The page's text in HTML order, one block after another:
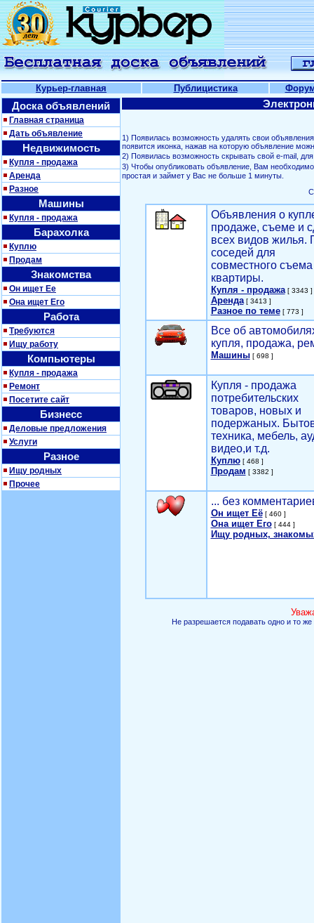
Курьер-главная Публицистика
Доска объявлений
Главная страница
Дать объявление
Недвижимость
Купля - продажа
Аренда
Разное
Машины
Купля - продажа
Барахолка
Куплю
Продам
Знакомства
Он ищет Ее
Она ищет Его
Работа
Требуются
Ищу работу
Компьютеры
Купля - продажа
Ремонт
Посетите сайт
Бизнесс
Деловые предложения
Услуги
Разное
Ищу родных
Прочее
1) Появилась возможность удалять свои
появится иконка, нажав на которую объявление
2) Появилась возможность скрывать свой е-mail,
3) Чтобы опубликовать объявление, Вам
простая и займет у Вас не больше 1 минуты.
Объявления о
продаже, съеме и
всех видов жилья.
соседей для
совместного съема
квартиры.
Купля - продажа[ 3343 ]
Аренда[ 3413 ]
Разное по теме[ 773 ]
Все об
купля, продажа,
Машины[ 698 ]
Купля - продажа
потребительских
товаров, новых и
подержаных.
техника, мебель,
видео,и т.д.
Куплю[ 468 ]
Продам [ 3382 ]
... без
Он ищет Её[ 460 ]
Она ищет Его[ 444 ]
Ищу родных,
Не разрешается подавать одно и то